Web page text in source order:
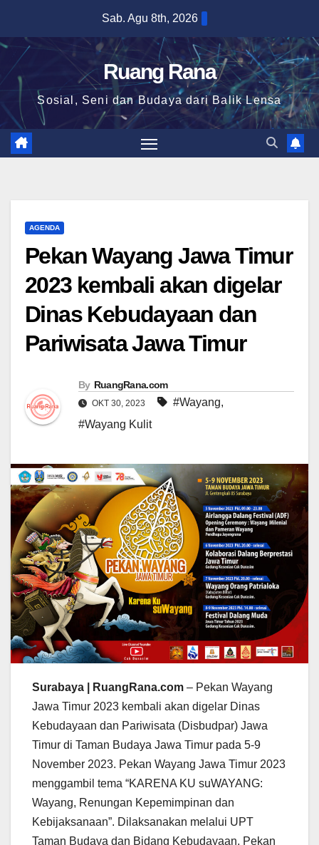
content
Sab. Agu 8th, 2026
Ruang Rana
Sosial, Seni dan Budaya dari Balik Lensa
AGENDA
Pekan Wayang Jawa Timur
2023 kembali akan digelar
Dinas Kebudayaan dan
Pariwisata Jawa Timur
By RuangRana.com
OKT 30, 2023 #Wayang,
#Wayang Kulit
Surabaya | RuangRana.com – Pekan Wayang
Jawa Timur 2023 kembali akan digelar Dinas
Kebudayaan dan Pariwisata (Disbudpar) Jawa
Timur di Taman Budaya Jawa Timur pada 5-9
November 2023. Pekan Wayang Jawa Timur 2023
menggambil tema “KARENA KU suWAYANG:
Wayang, Renungan Kepemimpinan dan
Kebijaksanaan”. Dilaksanakan melalui UPT
Taman Budaya dan Bidang Kebudayaan, Pekan